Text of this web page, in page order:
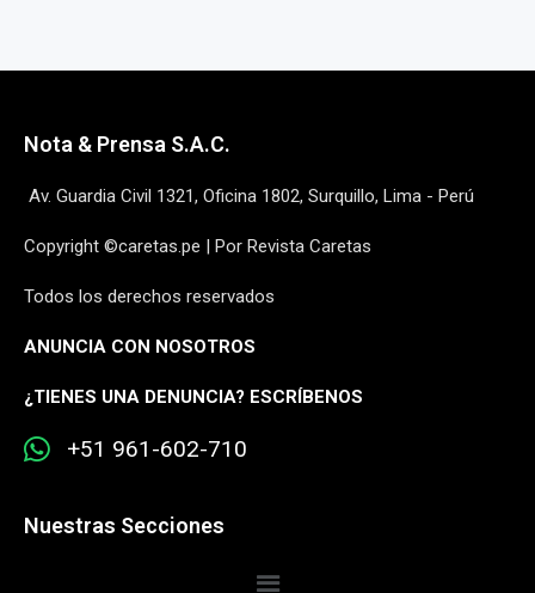
Nota & Prensa S.A.C.
Av. Guardia Civil 1321, Oficina 1802, Surquillo, Lima - Perú
Copyright ©caretas.pe | Por Revista Caretas
Todos los derechos reservados
ANUNCIA CON NOSOTROS
¿TIENES UNA DENUNCIA? ESCRÍBENOS
+51 961-602-710
Nuestras Secciones